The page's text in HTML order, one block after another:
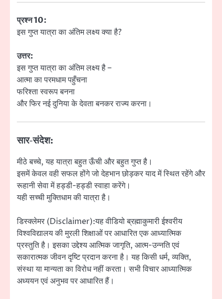
प्रश्न 10:
इस गुप्त यात्रा का अंतिम लक्ष्य क्या है?
उत्तर:
इस गुप्त यात्रा का अंतिम लक्ष्य है –
आत्मा का परमधाम पहुँचना
फरिश्ता स्वरूप बनना
और फिर नई दुनिया के देवता बनकर राज्य करना।
सार-संदेश:
मीठे बच्चे, यह यात्रा बहुत ऊँची और बहुत गुप्त है।
इसमें केवल वही सफल होंगे जो देहभान छोड़कर याद में स्थित रहेंगे और
रूहानी सेवा में हड्डी-हड्डी स्वाहा करेंगे।
यही सच्ची मुक्तिधाम की यात्रा है।
डिस्क्लेमर (Disclaimer):यह वीडियो ब्रह्माकुमारी ईश्वरीय
विश्वविद्यालय की मुरली शिक्षाओं पर आधारित एक आध्यात्मिक
प्रस्तुति है। इसका उद्देश्य आत्मिक जागृति, आत्म-उन्नति एवं
सकारात्मक जीवन दृष्टि प्रदान करना है। यह किसी धर्म, व्यक्ति,
संस्था या मान्यता का विरोध नहीं करता। सभी विचार आध्यात्मिक
अध्ययन एवं अनुभव पर आधारित हैं।